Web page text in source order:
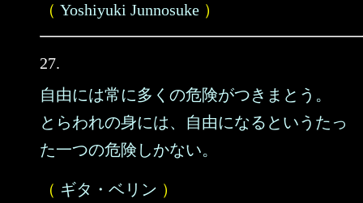
（ Yoshiyuki Junnosuke ）
27.
自由には常に多くの危険がつきまとう。
とらわれの身には、自由になるというたっ
た一つの危険しかない。
（ ギタ・ベリン ）